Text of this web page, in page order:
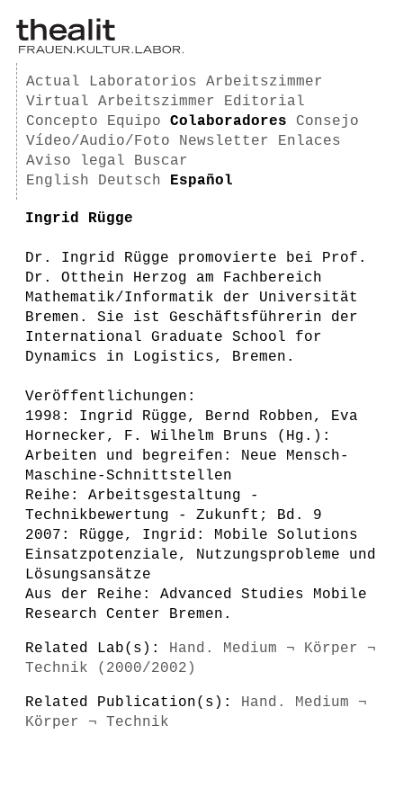
Actual Laboratorios
Arbeitszimmer
Virtual Arbeitszimmer
Editorial
Concepto
Equipo Colaboradores
Consejo
Vídeo/Audio/Foto
Newsletter
Enlaces
Aviso legal
Buscar
English
Deutsch Español
Ingrid Rügge
Dr. Ingrid Rügge promovierte bei Prof.
Dr. Otthein Herzog am Fachbereich
Mathematik/Informatik der Universität
Bremen. Sie ist Geschäftsführerin der
International Graduate School for
Dynamics in Logistics, Bremen.
Veröffentlichungen:
1998: Ingrid Rügge, Bernd Robben, Eva
Hornecker, F. Wilhelm Bruns (Hg.):
Arbeiten und begreifen: Neue Mensch-
Maschine-Schnittstellen
Reihe: Arbeitsgestaltung -
Technikbewertung - Zukunft; Bd. 9
2007: Rügge, Ingrid: Mobile Solutions
Einsatzpotenziale, Nutzungsprobleme und
Lösungsansätze
Aus der Reihe: Advanced Studies Mobile
Research Center Bremen.
Related Lab(s): Hand. Medium ¬ Körper ¬
Technik (2000/2002)
Related Publication(s): Hand. Medium ¬
Körper ¬ Technik